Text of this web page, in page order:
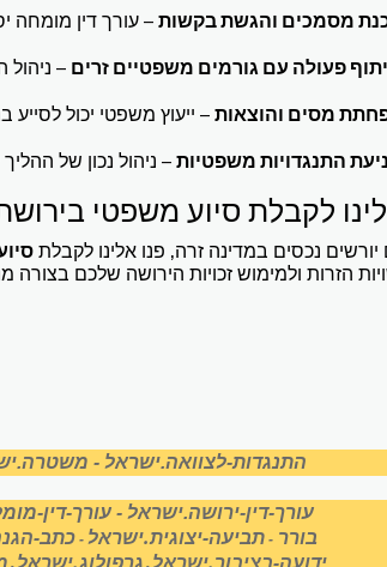
מסמכים והגשת בקשות – עורך דין מומחה
פעולה עם גורמים משפטיים זרים – ניהול
מסים והוצאות – ייעוץ משפטי יכול
התנגדויות משפטיות – ניהול נכון של
לקבלת סיוע משפטי
נכסים במדינה זרה, פנו אלינו לקבלת
הזרות ולמימוש זכויות הירושה שלכם בצורה
התנגדות-לצוואה.ישראל -
עורך-דין-ירושה.ישראל - עורך-דין-
בורר - תביעה-יצוגית.ישראל- כתב-